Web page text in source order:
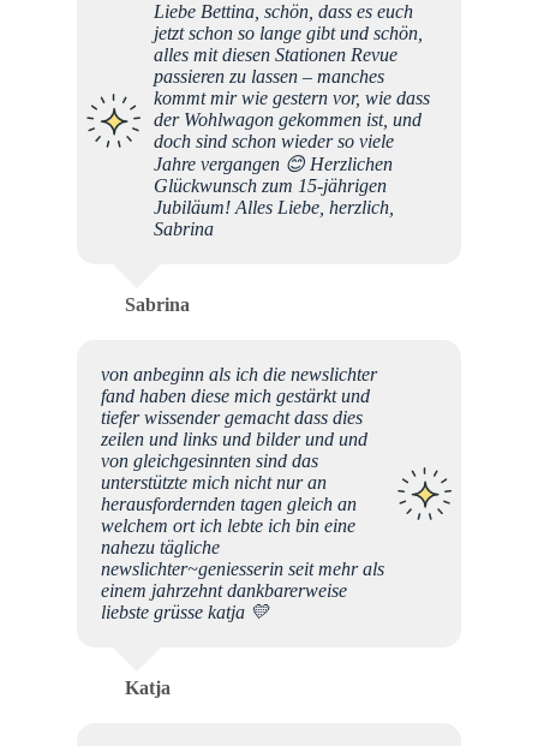
Liebe Bettina, schön, dass es euch
jetzt schon so lange gibt und schön,
alles mit diesen Stationen Revue
passieren zu lassen – manches
kommt mir wie gestern vor, wie dass
der Wohlwagon gekommen ist, und
doch sind schon wieder so viele
Jahre vergangen 😊 Herzlichen
Glückwunsch zum 15-jährigen
Jubiläum! Alles Liebe, herzlich,
Sabrina
Sabrina
von anbeginn als ich die newslichter
fand haben diese mich gestärkt und
tiefer wissender gemacht dass dies
zeilen und links und bilder und und
von gleichgesinnten sind das
unterstützte mich nicht nur an
herausfordernden tagen gleich an
welchem ort ich lebte ich bin eine
nahezu tägliche
newslichter~geniesserin seit mehr als
einem jahrzehnt dankbarerweise
liebste grüsse katja 💛
Katja